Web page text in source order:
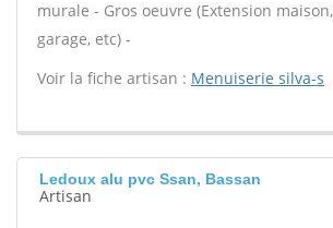
murale - Gros oeuvre (Extension
garage, etc) -
Voir la fiche artisan : Menuiserie silva-s
Ledoux alu pvc Ssan, Bassan
Artisan